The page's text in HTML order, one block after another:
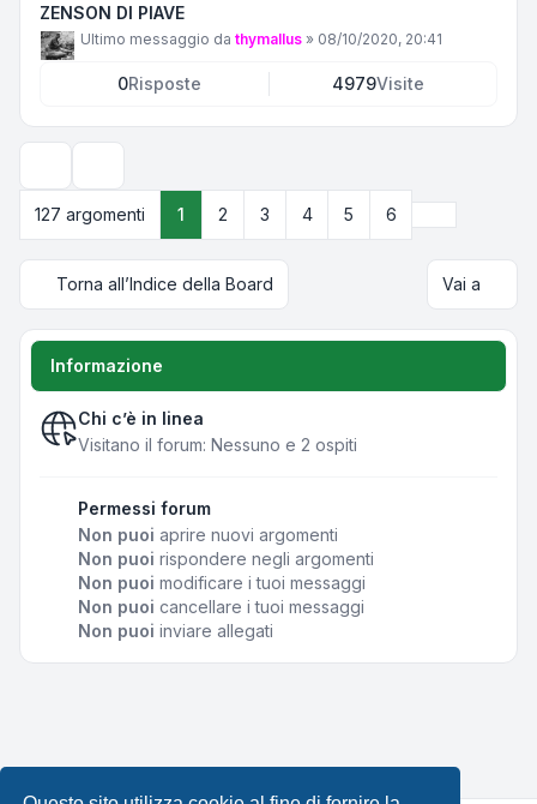
ZENSON DI PIAVE
Ultimo messaggio da thymallus » 08/10/2020, 20:41
0Risposte 4979Visite
127 argomenti
1 2 3 4 5 6
Torna all’Indice della Board Vai a
Informazione
Chi c’è in linea
Visitano il forum: Nessuno e 2 ospiti
Permessi forum
Non puoi aprire nuovi argomenti
Non puoi rispondere negli argomenti
Non puoi modificare i tuoi messaggi
Non puoi cancellare i tuoi messaggi
Non puoi inviare allegati